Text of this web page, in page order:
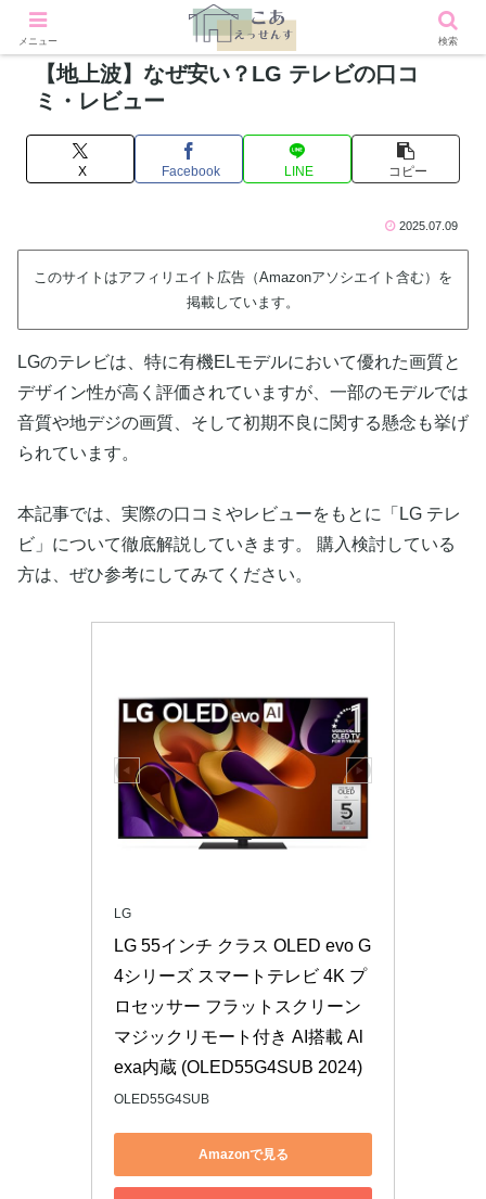
【地上波】なぜ安い？LG テレビの口コ
ミ・レビュー
X Facebook LINE コピー
2025.07.09
このサイトはアフィリエイト広告（Amazonアソシエイト含む）を
掲載しています。
LGのテレビは、特に有機ELモデルにおいて優れた画質と
デザイン性が高く評価されていますが、一部のモデルでは
音質や地デジの画質、そして初期不良に関する懸念も挙げ
られています。
本記事では、実際の口コミやレビューをもとに「LG テレ
ビ」について徹底解説していきます。 購入検討している
方は、ぜひ参考にしてみてください。
LG
LG 55インチ クラス OLED evo G
4シリーズ スマートテレビ 4K プ
ロセッサー フラットスクリーン
マジックリモート付き AI搭載 Al
exa内蔵 (OLED55G4SUB 2024)
OLED55G4SUB
Amazonで見る
メニュー 検索